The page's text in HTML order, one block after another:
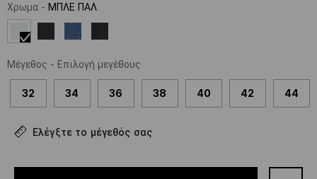
Χρωμα - ΜΠΛΕ ΠΑΛ
Μέγεθος - Επιλογή μεγέθους
32 34 36 38 40 42 44
Ελέγξτε το μέγεθός σας